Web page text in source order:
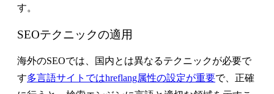
す。
SEOテクニックの適用
海外のSEOでは、国内とは異なるテクニックが必要で
す多言語サイトではhreflang属性の設定が重要で、正確